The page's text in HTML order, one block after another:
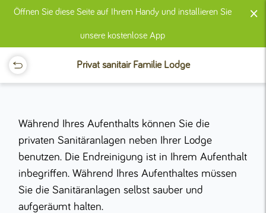
Öffnen Sie diese Seite auf Ihrem Handy und installieren Sie
unsere kostenlose App
×
Privat sanitair Familie Lodge
Während Ihres Aufenthalts können Sie die
privaten Sanitäranlagen neben Ihrer Lodge
benutzen. Die Endreinigung ist in Ihrem Aufenthalt
inbegriffen. Während Ihres Aufenthaltes müssen
Sie die Sanitäranlagen selbst sauber und
aufgeräumt halten.